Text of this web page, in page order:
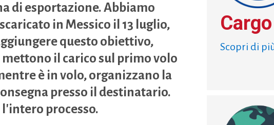
di esportazione. Abbiamo
in Messico il 13 luglio,
questo obiettivo,
il carico sul primo volo
è in volo, organizzano la
presso il destinatario.
l'intero processo.
Scopri di